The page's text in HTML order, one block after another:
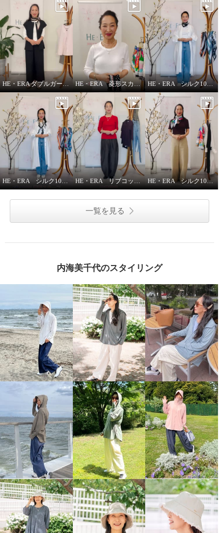
HE・ERA ダブルガーゼ ジレ HE・ERA 菱形スカーフの巻き方 HE・ERA シルク100％アレンジ広がる 菱形スカーフ
HE・ERA シルク100％スカーフのうれしい機能 HE・ERA リブコットンインナー 3枚セット HE・ERA シルク100％ スクエアー 大判スカーフ
一覧を見る
内海美千代のスタイリング